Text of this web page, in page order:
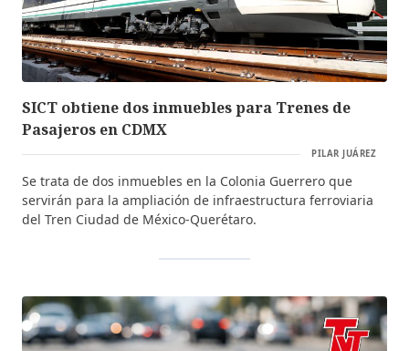
SICT obtiene dos inmuebles para Trenes de
Pasajeros en CDMX
PILAR JUÁREZ
Se trata de dos inmuebles en la Colonia Guerrero que
servirán para la ampliación de infraestructura ferroviaria
del Tren Ciudad de México-Querétaro.